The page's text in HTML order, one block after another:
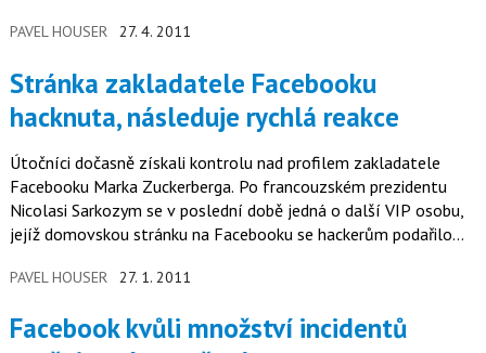
PAVEL HOUSER 27. 4. 2011
Stránka zakladatele Facebooku
hacknuta, následuje rychlá reakce
Útočníci dočasně získali kontrolu nad profilem zakladatele
Facebooku Marka Zuckerberga. Po francouzském prezidentu
Nicolasi Sarkozym se v poslední době jedná o další VIP osobu,
jejíž domovskou stránku na Facebooku se hackerům podařilo
PAVEL HOUSER 27. 1. 2011
Facebook kvůli množství incidentů